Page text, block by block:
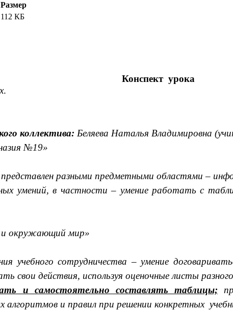
Размер
112 КБ
Конспект урока
.
коллектива: Беляева Наталья Владимировна
№19»
разными предметными областями –
умений, в частности – умение работать с
и окружающий мир»
учебного сотрудничества – умение
свои действия, используя оценочные листы
и самостоятельно составлять таблицы;
алгоритмов и правил при решении конкретных